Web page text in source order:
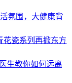
氛围，大健康背
花瓷系列再掀东方
生教你如何远离